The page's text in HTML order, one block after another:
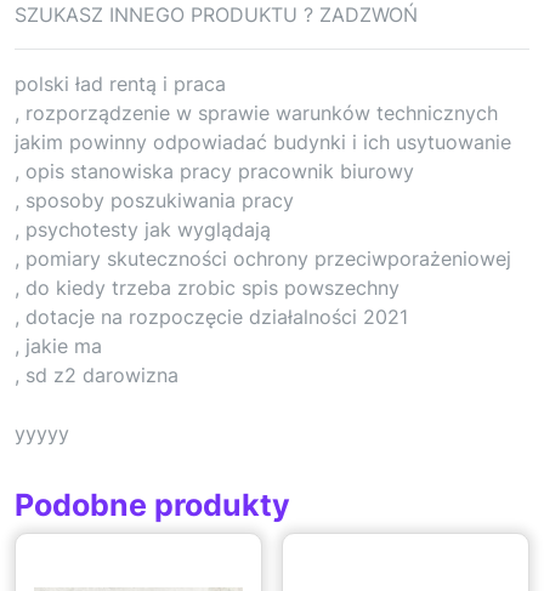
SZUKASZ INNEGO PRODUKTU ? ZADZWOŃ
polski ład rentą i praca
, rozporządzenie w sprawie warunków technicznych
jakim powinny odpowiadać budynki i ich usytuowanie
, opis stanowiska pracy pracownik biurowy
, sposoby poszukiwania pracy
, psychotesty jak wyglądają
, pomiary skuteczności ochrony przeciwporażeniowej
, do kiedy trzeba zrobic spis powszechny
, dotacje na rozpoczęcie działalności 2021
, jakie ma
, sd z2 darowizna
yyyyy
Podobne produkty